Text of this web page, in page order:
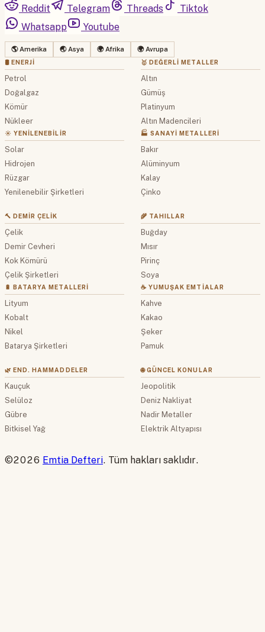
Reddit
Telegram Threads
Tiktok
Whatsapp
Youtube
🌎 Amerika 🌏 Asya 🌍 Afrika 🌍 Avrupa
🛢 ENERJI
Petrol
Doğalgaz
Kömür
Nükleer
☀️ YENILENEBILIR
Solar
Hidrojen
Rüzgar
Yenilenebilir Şirketleri
🥇 DEĞERLI METALLER
Altın
Gümüş
Platinyum
Altın Madencileri
🏭 SANAYI METALLERI
Bakır
Alüminyum
Kalay
Çinko
🔨 DEMIR ÇELIK
Çelik
Demir Cevheri
Kok Kömürü
Çelik Şirketleri
🔋 BATARYA METALLERI
Lityum
Kobalt
Nikel
Batarya Şirketleri
🌾 TAHILLAR
Buğday
Mısır
Pirinç
Soya
☕ YUMUŞAK EMTIALAR
Kahve
Kakao
Şeker
Pamuk
🌿 END. HAMMADDELER
Kauçuk
Selüloz
Gübre
Bitkisel Yağ
🌐 GÜNCEL KONULAR
Jeopolitik
Deniz Nakliyat
Nadir Metaller
Elektrik Altyapısı
©2026 Emtia Defteri. Tüm hakları saklıdır.